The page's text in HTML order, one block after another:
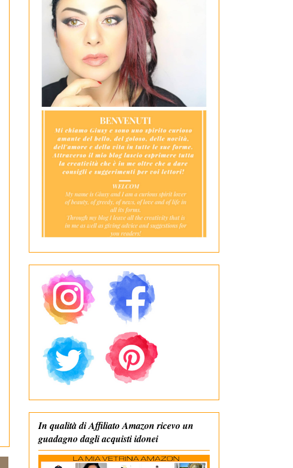
In qualità di Affiliato Amazon ricevo un
guadagno dagli acquisti idonei